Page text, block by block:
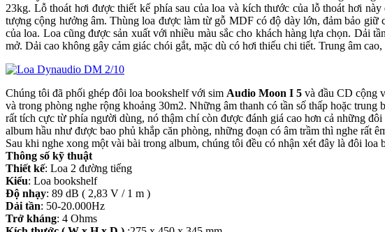
23kg. Lỗ thoát hơi được thiết kế phía sau của loa và kích thước của lỗ thoát hơi
tượng cộng hưởng âm. Thùng loa được làm từ gỗ MDF có độ dày lớn, đảm bảo
của loa. Loa cũng được sản xuất với nhiều màu sắc cho khách hàng lựa chọn. Dải
mở. Dải cao không gây cảm giác chói gắt, mặc dù có hơi thiếu chi tiết. Trung âm
Chúng tôi đã phối ghép đôi loa bookshelf với sim Audio Moon I 5 và đầu CD cộng
và trong phòng nghe rộng khoảng 30m2. Những âm thanh có tần số thấp hoặc
rất tích cực từ phía người dùng, nó thậm chí còn được đánh giá cao hơn cả những
album hầu như được bao phủ khắp căn phòng, những đoạn có âm trầm thì nghe rất
Sau khi nghe xong một vài bài trong album, chúng tôi đều có nhận xét đây là đôi
Thông số kỹ thuật
Thiết kế: Loa 2 đường tiếng
Kiểu: Loa bookshelf
Độ nhạy: 89 dB ( 2,83 V / 1 m )
Dải tần: 50-20.000Hz
Trở kháng: 4 Ohms